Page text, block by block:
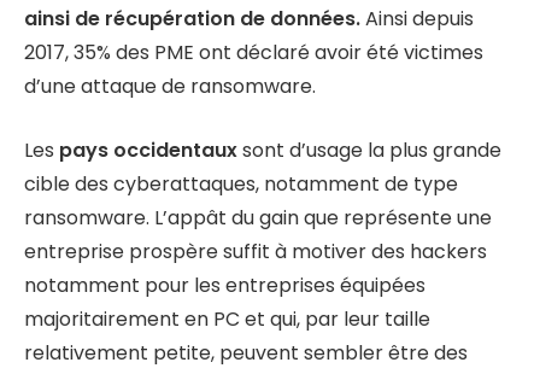
ainsi de récupération de données.Ainsi depuis
2017, 35% des PME ont déclaré avoir été victimes
d’une attaque de ransomware.
Les pays occidentauxsont d’usage la plus grande
cible des cyberattaques, notamment de type
ransomware. L’appât du gain que représente une
entreprise prospère suffit à motiver des hackers
notamment pour les entreprises équipées
majoritairement en PC et qui, par leur taille
relativement petite, peuvent sembler être des